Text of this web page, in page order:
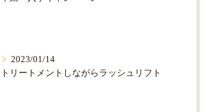
2023/01/14
トリートメントしながらラッシュリフト